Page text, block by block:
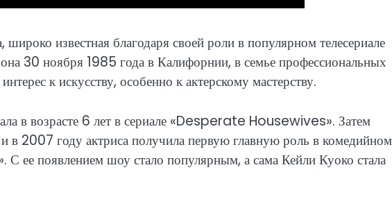
широко известная благодаря своей роли в популярном телесериале
30 ноября 1985 года в Калифорнии, в семье профессиональных
к искусству, особенно к актерскому мастерству.
в возрасте 6 лет в сериале «Desperate Housewives». Затем
в 2007 году актриса получила первую главную роль в комедийном
ее появлением шоу стало популярным, а сама Кейли Куоко стала